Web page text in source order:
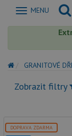
Zobrazit
MENU
GRANITOVÉ
Zobrazit filtry
DOPRAVA ZDARMA